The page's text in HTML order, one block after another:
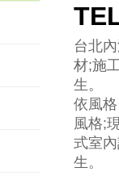
台北
材;施
生。
依風
風格;
式室
生。